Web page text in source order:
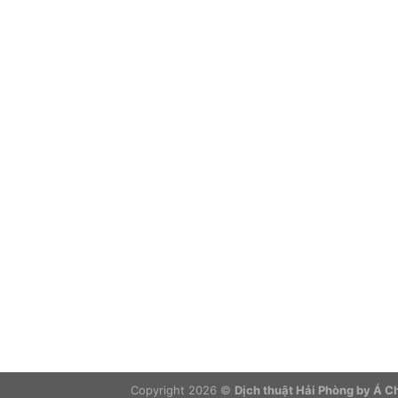
Copyright 2026 © Dịch thuật Hải Phòng by Á